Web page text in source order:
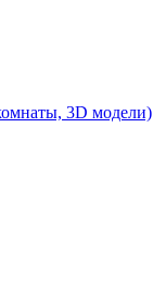
3D модели)